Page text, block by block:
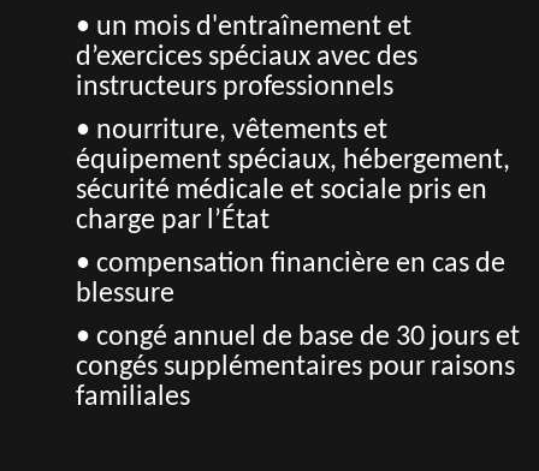
• un mois d'entraînement et
d’exercices spéciaux avec des
instructeurs professionnels
• nourriture, vêtements et
équipement spéciaux, hébergement,
sécurité médicale et sociale pris en
charge par l’État
• compensation financière en cas de
blessure
• congé annuel de base de 30 jours et
congés supplémentaires pour raisons
familiales